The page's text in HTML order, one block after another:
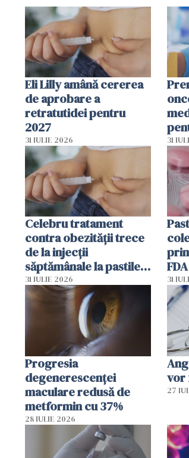
Eli Lilly amână cererea
de aprobare a
retratutidei pentru
2027
31 IULIE 2026 31
Celebru tratament
contra obezității trece
de la injecții
săptămânale la pastile
zilnice
31 IULIE 2026
FDA
31
Progresia
degenerescenței
maculare redusă de
metformin cu 37%
28 IULIE 2026
vor
27